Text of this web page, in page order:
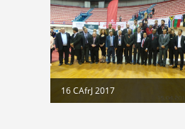
16 CAfrJ 2017